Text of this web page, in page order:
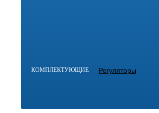
КОМПЛЕКТУЮЩИЕ Регуляторы